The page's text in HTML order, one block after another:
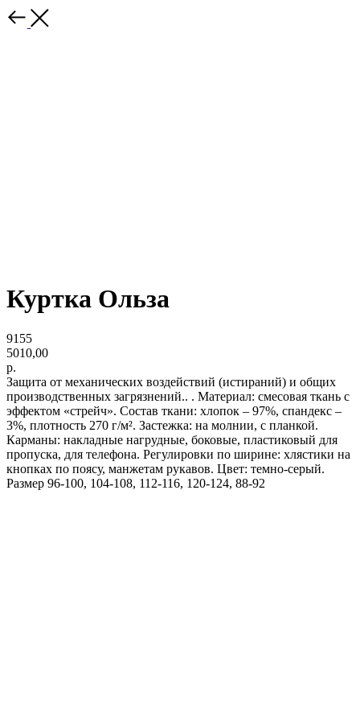
Куртка Ольза
9155
5010,00
р.
Защита от механических воздействий (истираний) и общих
производственных загрязнений.. . Материал: смесовая ткань с
эффектом «стрейч». Состав ткани: хлопок – 97%, спандекс –
3%, плотность 270 г/м². Застежка: на молнии, с планкой.
Карманы: накладные нагрудные, боковые, пластиковый для
пропуска, для телефона. Регулировки по ширине: хлястики на
кнопках по поясу, манжетам рукавов. Цвет: темно-серый.
Размер 96-100, 104-108, 112-116, 120-124, 88-92